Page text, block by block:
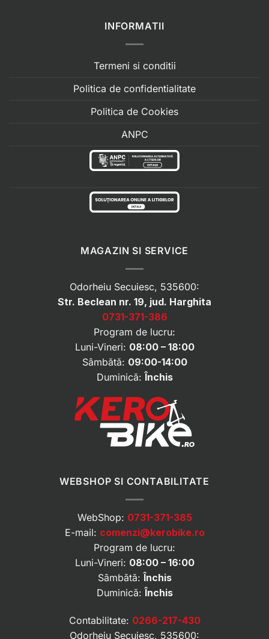
INFORMATII
Termeni si conditii
Politica de confidentialitate
Politica de Cookies
ANPC
MAGAZIN SI SERVICE
Odorheiu Secuiesc, 535600:
Str. Beclean nr. 19, jud. Harghita
0731-371-386
Program de lucru:
Luni-Vineri: 08:00 – 18:00
Sâmbătă: 09:00-14:00
Duminică:Închis
WEBSHOP SI CONTABILITATE
WebShop: 0731-371-385
E-mail: comenzi@kerobike.ro
Program de lucru:
Luni-Vineri: 08:00 – 16:00
Sâmbătă: Închis
Duminică: Închis
Contabilitate: 0266-217-430
Odorheiu Secuiesc, 535600: